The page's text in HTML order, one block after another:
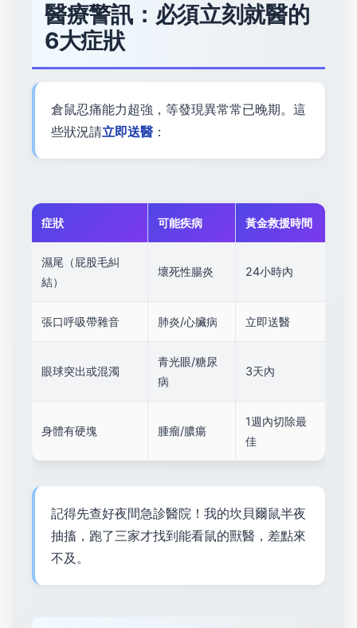
醫療警訊：必須立刻就醫的
6大症狀
倉鼠忍痛能力超強，等發現異常常已晚期。這
些狀況請立即送醫 ：
症狀 可能疾病 黃金救援時間
濕尾（屁股毛糾
結）
壞死性腸炎 24小時內
張口呼吸帶雜音 肺炎/心臟病 立即送醫
眼球突出或混濁
青光眼/糖尿
病
3天內
身體有硬塊 腫瘤/膿瘍
1週內切除最
佳
記得先查好夜間急診醫院！我的坎貝爾鼠半夜
抽搐，跑了三家才找到能看鼠的獸醫，差點來
不及。